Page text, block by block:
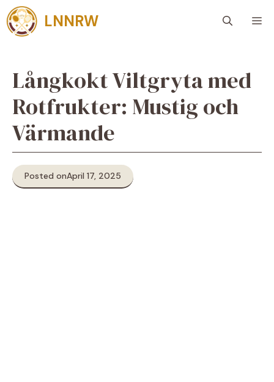
Skip
to
content
LNNRW
Långkokt Viltgryta med
Rotfrukter: Mustig och
Värmande
Posted onApril 17, 2025